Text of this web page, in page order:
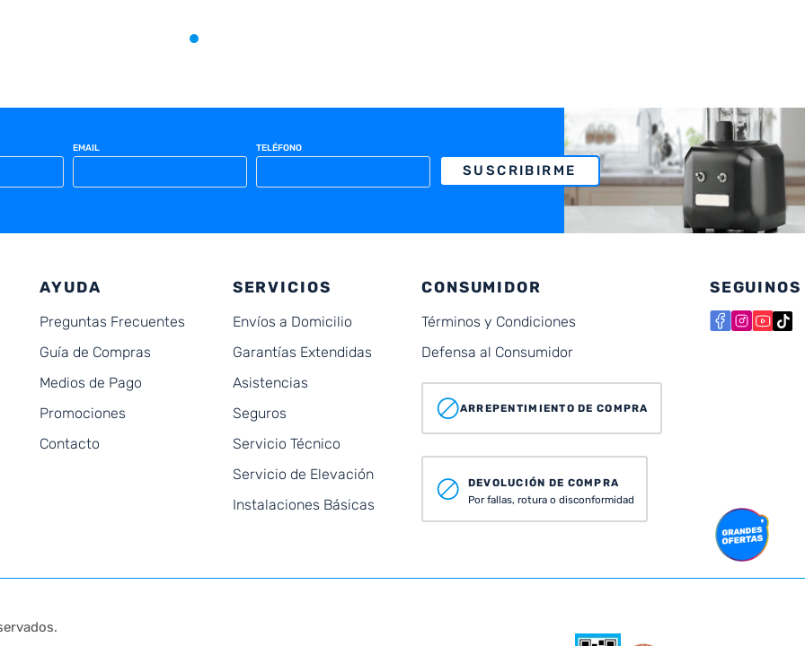
EMAIL TELÉFONO
SUSCRIBIRME
AYUDA
Preguntas Frecuentes
Guía de Compras
Medios de Pago
Promociones
Contacto
SERVICIOS
Envíos a Domicilio
Garantías Extendidas
Asistencias
Seguros
Servicio Técnico
Servicio de Elevación
Instalaciones Básicas
CONSUMIDOR
Términos y Condiciones
Defensa al Consumidor
ARREPENTIMIENTO DE COMPRA
DEVOLUCIÓN DE COMPRA
Por fallas, rotura o disconformidad
SEGUINOS